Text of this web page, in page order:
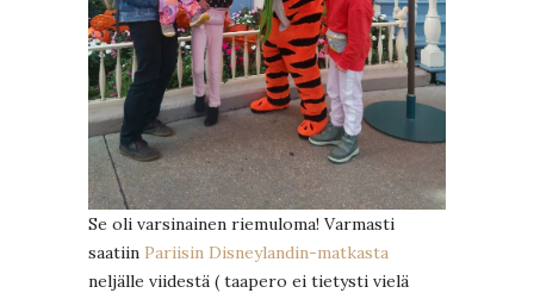
Se oli varsinainen riemuloma! Varmasti
saatiin Pariisin Disneylandin-matkasta
neljälle viidestä ( taapero ei tietysti vielä